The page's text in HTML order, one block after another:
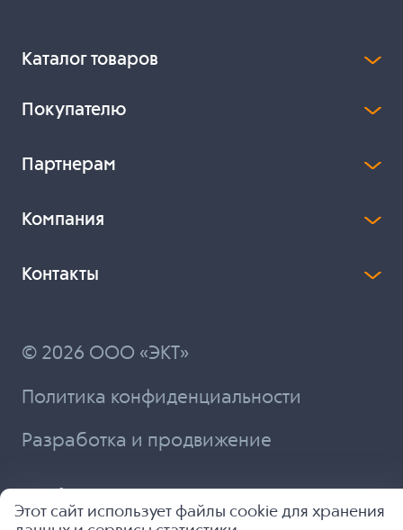
Каталог товаров
Покупателю
Партнерам
Компания
Контакты
© 2026 ООО «ЭКТ»
Политика конфиденциальности
Разработка и продвижение
Этот сайт использует файлы cookie для хранения